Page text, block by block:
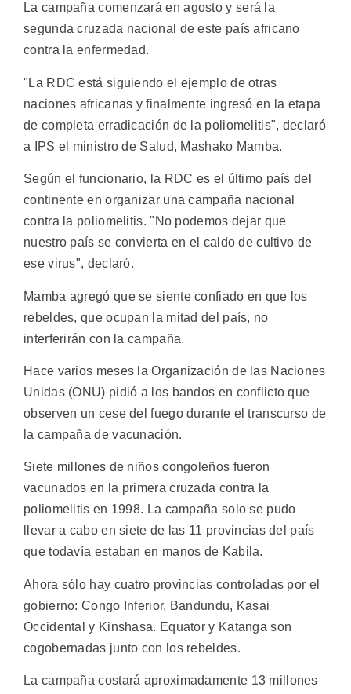
La campaña comenzará en agosto y será la
segunda cruzada nacional de este país africano
contra la enfermedad.
"La RDC está siguiendo el ejemplo de otras
naciones africanas y finalmente ingresó en la etapa
de completa erradicación de la poliomelitis", declaró
a IPS el ministro de Salud, Mashako Mamba.
Según el funcionario, la RDC es el último país del
continente en organizar una campaña nacional
contra la poliomelitis. "No podemos dejar que
nuestro país se convierta en el caldo de cultivo de
ese virus", declaró.
Mamba agregó que se siente confiado en que los
rebeldes, que ocupan la mitad del país, no
interferirán con la campaña.
Hace varios meses la Organización de las Naciones
Unidas (ONU) pidió a los bandos en conflicto que
observen un cese del fuego durante el transcurso de
la campaña de vacunación.
Siete millones de niños congoleños fueron
vacunados en la primera cruzada contra la
poliomelitis en 1998. La campaña solo se pudo
llevar a cabo en siete de las 11 provincias del país
que todavía estaban en manos de Kabila.
Ahora sólo hay cuatro provincias controladas por el
gobierno: Congo Inferior, Bandundu, Kasai
Occidental y Kinshasa. Equator y Katanga son
cogobernadas junto con los rebeldes.
La campaña costará aproximadamente 13 millones